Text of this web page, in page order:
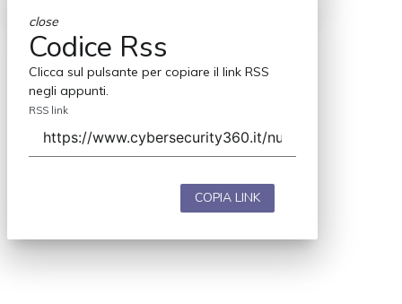
close
Codice Rss
Clicca sul pulsante per copiare il link RSS
negli appunti.
RSS link
COPIA LINK